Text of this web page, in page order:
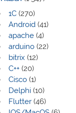
1C(270)
Android(41)
apache(4)
arduino(22)
bitrix (12)
C++(20)
Cisco(1)
Delphi(10)
Flutter(46)